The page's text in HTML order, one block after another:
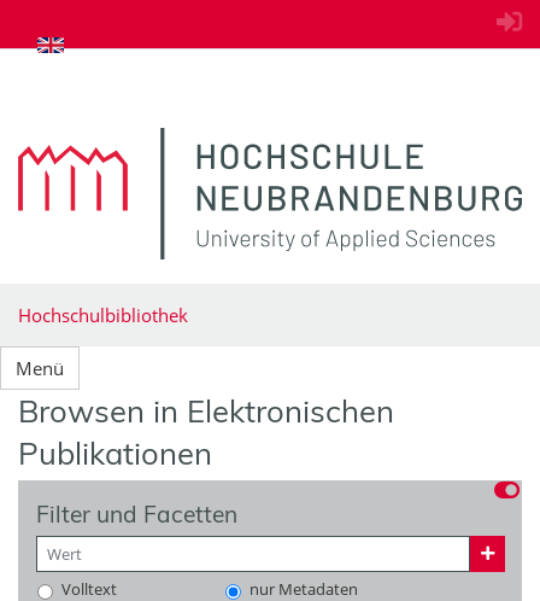
zum Inhalt springen
Hochschulbibliothek
Menü
Browsen in Elektronischen
Publikationen
Filter und Facetten
Volltext
nur Metadaten